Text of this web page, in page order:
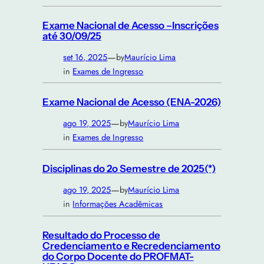
Exame Nacional de Acesso –Inscrições
até 30/09/25
set 16, 2025—byMaurício Lima
in Exames de Ingresso
Exame Nacional de Acesso (ENA-2026)
ago 19, 2025—byMaurício Lima
in Exames de Ingresso
Disciplinas do 2o Semestre de 2025(*)
ago 19, 2025—byMaurício Lima
in Informações Acadêmicas
Resultado do Processo de
Credenciamento e Recredenciamento
do Corpo Docente do PROFMAT-